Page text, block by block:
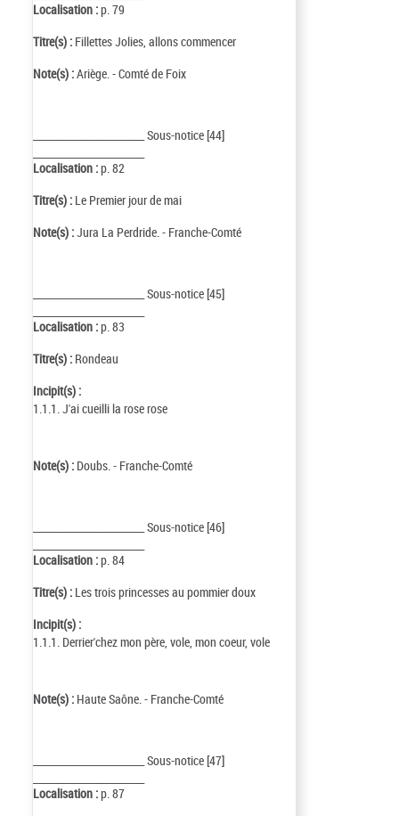
Localisation :p. 79
Titre(s) : Fillettes Jolies, allons commencer
Note(s) :Ariège. - Comté de Foix
_________________________ Sous-notice [44]
Localisation :p. 82
Titre(s) : Le Premier jour de mai
Note(s) :Jura La Perdride. - Franche-Comté
_________________________ Sous-notice [45]
Localisation :p. 83
Titre(s) : Rondeau
Incipit(s) :
1.1.1. J'ai cueilli la rose rose
Note(s) : Doubs. - Franche-Comté
_________________________ Sous-notice [46]
Localisation :p. 84
Titre(s) : Les trois princesses au pommier doux
Incipit(s) :
1.1.1. Derrier'chez mon père, vole, mon coeur, vole
Note(s) : Haute Saône. - Franche-Comté
_________________________ Sous-notice [47]
Localisation :p. 87